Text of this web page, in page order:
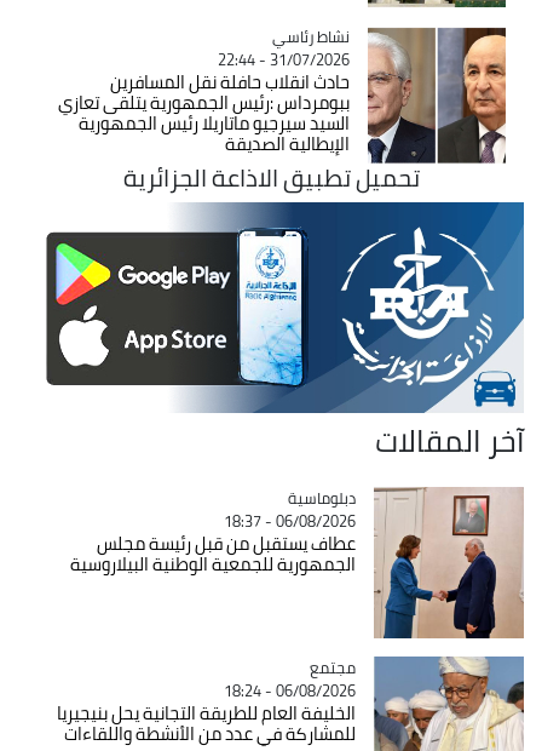
Catégorie
نشاط رئاسي
31/07/2026 - 22:44
حادث انقلاب حافلة نقل المسافرين
ببومرداس :رئيس الجمهورية يتلقى تعازي
السيد سيرجيو ماتاريلا رئيس الجمهورية
الإيطالية الصديقة
تحميل تطبيق الاذاعة الجزائرية
آخر المقالات
Catégorie
دبلوماسية
06/08/2026 - 18:37
عطاف يستقبل من قبل رئيسة مجلس
الجمهورية للجمعية الوطنية البيلاروسية
Catégorie
مجتمع
06/08/2026 - 18:24
الخليفة العام للطريقة التجانية يحل بنيجيريا
للمشاركة في عدد من الأنشطة واللقاءات